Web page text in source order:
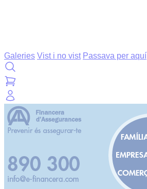
Galeries Vist i no vist Passava per aquí